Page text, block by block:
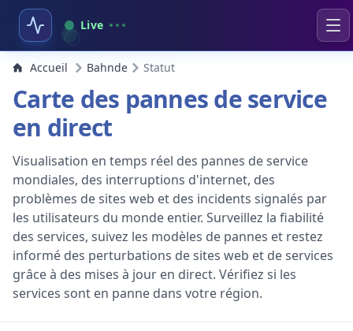
Live
Accueil Bahnde Statut
Carte des pannes de service
en direct
Visualisation en temps réel des pannes de service
mondiales, des interruptions d'internet, des
problèmes de sites web et des incidents signalés par
les utilisateurs du monde entier. Surveillez la fiabilité
des services, suivez les modèles de pannes et restez
informé des perturbations de sites web et de services
grâce à des mises à jour en direct. Vérifiez si les
services sont en panne dans votre région.